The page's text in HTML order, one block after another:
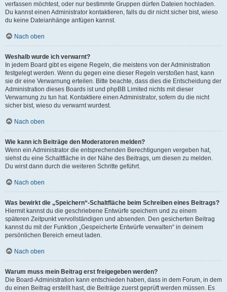
verfassen möchtest, oder nur bestimmte Gruppen dürfen Dateien hochladen.
Du kannst einen Administrator kontaktieren, falls du dir nicht sicher bist, wieso
du keine Dateianhänge anfügen kannst.
Nach oben
Weshalb wurde ich verwarnt?
In jedem Board gibt es eigene Regeln, die meistens von der Administration
festgelegt werden. Wenn du gegen eine dieser Regeln verstoßen hast, kann
sie dir eine Verwarnung erteilen. Bitte beachte, dass dies die Entscheidung der
Administration dieses Boards ist und phpBB Limited nichts mit dieser
Verwarnung zu tun hat. Kontaktiere einen Administrator, sofern du die nicht
sicher bist, wieso du verwarnt wurdest.
Nach oben
Wie kann ich Beiträge den Moderatoren melden?
Wenn ein Administrator die entsprechenden Berechtigungen vergeben hat,
siehst du eine Schaltfläche in der Nähe des Beitrags, um diesen zu melden.
Du wirst dann durch die weiteren Schritte geführt.
Nach oben
Was bewirkt die „Speichern“-Schaltfläche beim Schreiben eines Beitrags?
Hiermit kannst du die geschriebene Entwürfe speichern und zu einem
späteren Zeitpunkt vervollständigen und absenden. Den gesicherten Beitrag
kannst du mit der Funktion „Gespeicherte Entwürfe verwalten“ in deinem
persönlichen Bereich erneut laden.
Nach oben
Warum muss mein Beitrag erst freigegeben werden?
Die Board-Administration kann entschieden haben, dass in dem Forum, in dem
du einen Beitrag erstellt hast, die Beiträge zuerst geprüft werden müssen. Es